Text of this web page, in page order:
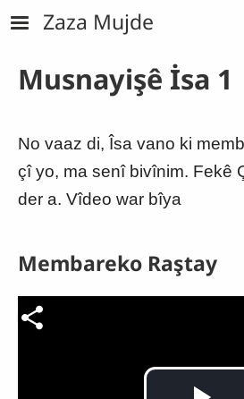
Skip to main content
Zaza Mujde
Musnayişê İsa 1
No vaaz di, Îsa vano ki
çî yo, ma senî bivînim. Fekê
der a. Vîdeo war bîya
Video file
Membareko Raştay